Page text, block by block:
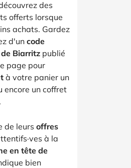
des
offerts lorsque
achats. Gardez
d'un code
Biarritz publié
page pour
à votre panier un
encore un coffret
de leurs offres
à la
en tête de
bien